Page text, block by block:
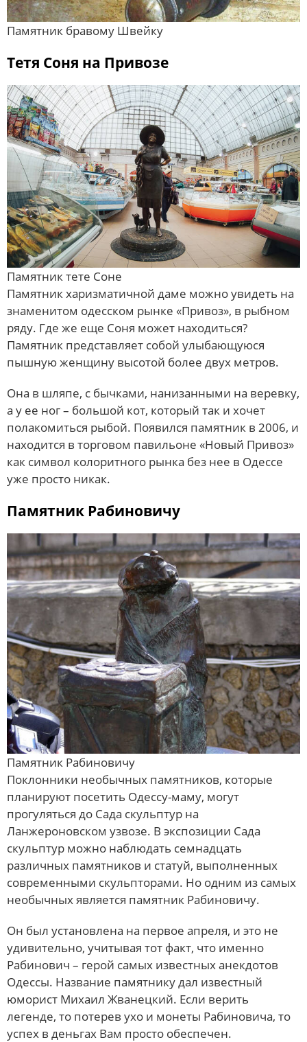
Памятник бравому Швейку
Тетя Соня на Привозе
Памятник тете Соне
Памятник харизматичной даме можно увидеть на
знаменитом одесском рынке «Привоз», в рыбном
ряду. Где же еще Соня может находиться?
Памятник представляет собой улыбающуюся
пышную женщину высотой более двух метров.
Она в шляпе, с бычками, нанизанными на веревку,
а у ее ног – большой кот, который так и хочет
полакомиться рыбой. Появился памятник в 2006, и
находится в торговом павильоне «Новый Привоз»
как символ колоритного рынка без нее в Одессе
уже просто никак.
Памятник Рабиновичу
Памятник Рабиновичу
Поклонники необычных памятников, которые
планируют посетить Одессу-маму, могут
прогуляться до Сада скульптур на
Ланжероновском узвозе. В экспозиции Сада
скульптур можно наблюдать семнадцать
различных памятников и статуй, выполненных
современными скульпторами. Но одним из самых
необычных является памятник Рабиновичу.
Он был установлена на первое апреля, и это не
удивительно, учитывая тот факт, что именно
Рабинович – герой самых известных анекдотов
Одессы. Название памятнику дал известный
юморист Михаил Жванецкий. Если верить
легенде, то потерев ухо и монеты Рабиновича, то
успех в деньгах Вам просто обеспечен.